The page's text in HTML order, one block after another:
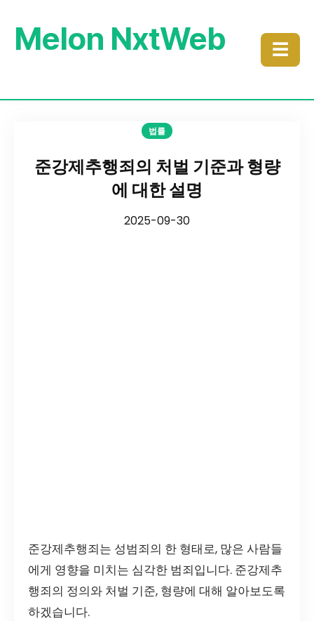
Melon NxtWeb ☰
법률
준강제추행죄의 처벌 기준과 형량
에 대한 설명
2025-09-30
준강제추행죄는 성범죄의 한 형태로, 많은 사람들
에게 영향을 미치는 심각한 범죄입니다. 준강제추
행죄의 정의와 처벌 기준, 형량에 대해 알아보도록
하겠습니다.